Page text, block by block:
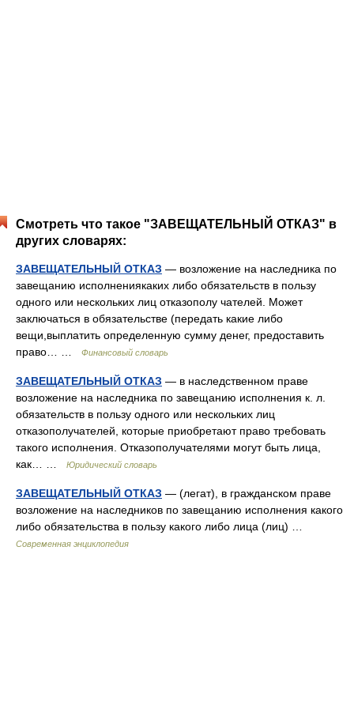
Смотреть что такое "ЗАВЕЩАТЕЛЬНЫЙ ОТКАЗ" в
других словарях:
ЗАВЕЩАТЕЛЬНЫЙ ОТКАЗ — возложение на наследника по
завещанию исполнениякаких либо обязательств в пользу
одного или нескольких лиц отказополу чателей. Может
заключаться в обязательстве (передать какие либо
вещи,выплатить определенную сумму денег, предоставить
право… …
Финансовый словарь
ЗАВЕЩАТЕЛЬНЫЙ ОТКАЗ — в наследственном праве
возложение на наследника по завещанию исполнения к. л.
обязательств в пользу одного или нескольких лиц
отказополучателей, которые приобретают право требовать
такого исполнения. Отказополучателями могут быть лица,
как… …
Юридический словарь
ЗАВЕЩАТЕЛЬНЫЙ ОТКАЗ — (легат), в гражданском праве
возложение на наследников по завещанию исполнения какого
либо обязательства в пользу какого либо лица (лиц) …
Современная энциклопедия